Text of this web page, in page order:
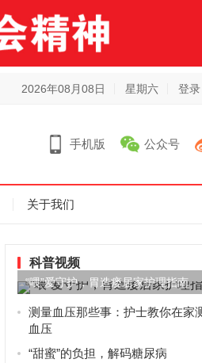
2026年08月08日 星期六 登录
手机版 公众号
关于我们
科普视频
“喂”爱守护，胃造瘘居家护理指南
测量血压那些事：护士教你在家
血压
“甜蜜”的负担，解码糖尿病